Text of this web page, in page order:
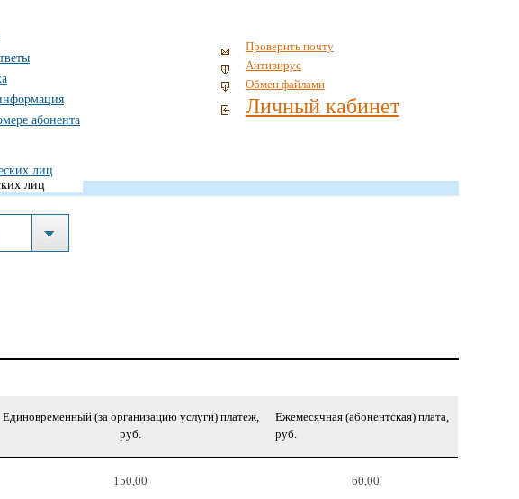
абонента
Проверить почту
Антивирус
Обмен файлами
Личный кабинет
лиц
лиц
Единовременный (за организацию услуги) платеж,
руб.
Ежемесячная (абонентская) плата,
руб.
150,00 60,00